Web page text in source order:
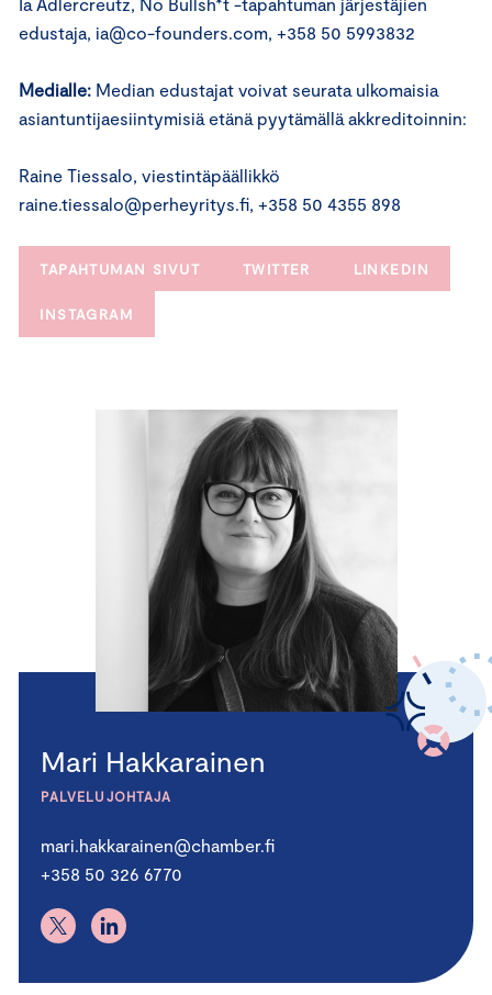
edustaja, ia@co-founders.com, +358 50 5993832
Medialle: Median edustajat voivat seurata ulkomaisia
asiantuntijaesiintymisiä etänä pyytämällä akkreditoinnin:
Raine Tiessalo, viestintäpäällikkö
raine.tiessalo@perheyritys.fi, +358 50 4355 898
TAPAHTUMAN SIVUT TWITTER LINKEDIN
INSTAGRAM
Mari Hakkarainen
PALVELUJOHTAJA
mari.hakkarainen@chamber.fi
+358 50 326 6770